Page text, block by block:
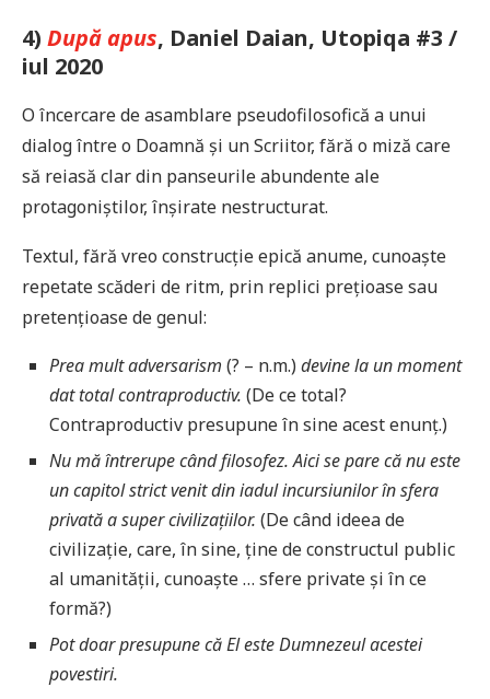
4) După apus, Daniel Daian, Utopiqa #3 /
iul 2020
O încercare de asamblare pseudofilosofică a unui
dialog între o Doamnă și un Scriitor, fără o miză care
să reiasă clar din panseurile abundente ale
protagoniștilor, înșirate nestructurat.
Textul, fără vreo construcție epică anume, cunoaște
repetate scăderi de ritm, prin replici prețioase sau
pretențioase de genul:
Prea mult adversarism (? – n.m.) devine la un moment
dat total contraproductiv. (De ce total?
Contraproductiv presupune în sine acest enunț.)
Nu mă întrerupe când filosofez. Aici se pare că nu este
un capitol strict venit din iadul incursiunilor în sfera
privată a super civilizațiilor. (De când ideea de
civilizație, care, în sine, ține de constructul public
al umanității, cunoaște … sfere private și în ce
formă?)
Pot doar presupune că El este Dumnezeul acestei
povestiri.